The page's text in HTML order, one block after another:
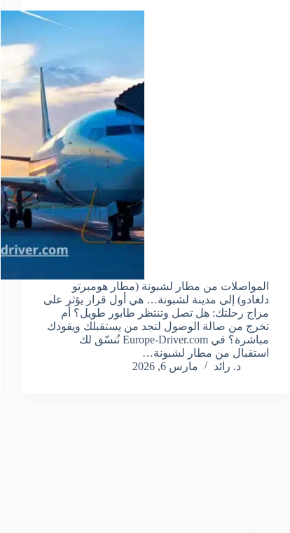
المواصلات من مطار لشبونة (مطار هومبرتو
دلغادو) إلى مدينة لشبونة… هي أول قرار يؤثر على
مزاج رحلتك: هل تصل وتنتظر طابور طويل؟ أم
تخرج من صالة الوصول لتجد من يستقبلك ويقودك
مباشرة؟ في Europe-Driver.com نُنسّق لك
استقبال من مطار لشبونة…
د. رائد
مارس 6, 2026